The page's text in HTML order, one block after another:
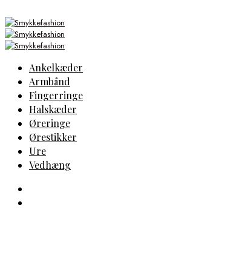
Ankelkæder
Armbånd
Fingerringe
Halskæder
Øreringe
Ørestikker
Ure
Vedhæng